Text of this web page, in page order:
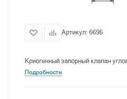
Артикул: 6696
Криогенный запорный клапан
Подробности